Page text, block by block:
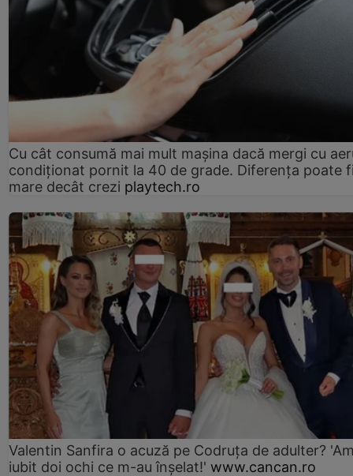
Cu cât consumă mai mult mașina dacă mergi cu
condiționat pornit la 40 de grade. Diferența poate
mare decât crezi playtech.ro
Valentin Sanfira o acuză pe Codruța de adulter?
iubit doi ochi ce m-au înșelat!' www.cancan.ro